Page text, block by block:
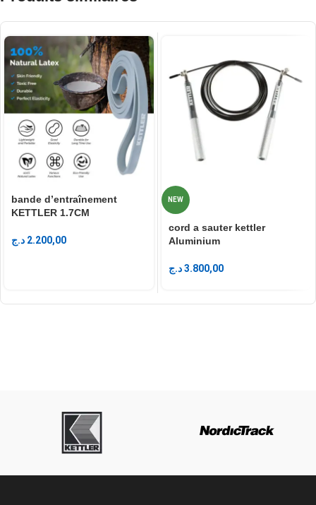
bande d’entraînement
KETTLER 1.7CM
2.200,00 د.ج
NEW
cord a sauter kettler
Aluminium
3.800,00د.ج